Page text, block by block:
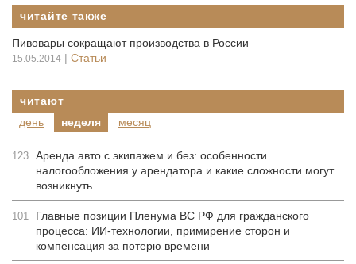
читайте также
Пивовары сокращают производства в России
15.05.2014 | Статьи
читают
день
неделя месяц
123 Аренда авто с экипажем и без: особенности
налогообложения у арендатора и какие сложности могут
возникнуть
101
Главные позиции Пленума ВС РФ для гражданского
процесса: ИИ-технологии, примирение сторон и
компенсация за потерю времени